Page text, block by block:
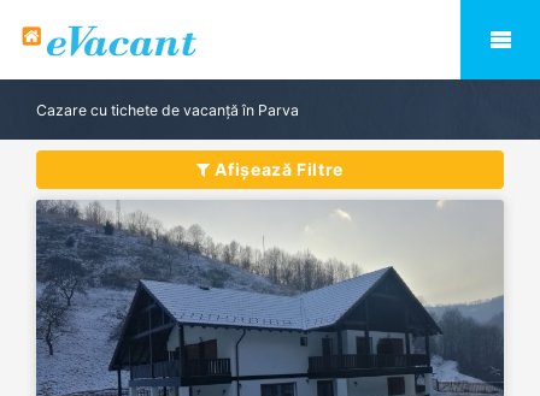
Cazare cu tichete de vacanță în Parva
Afișează Filtre